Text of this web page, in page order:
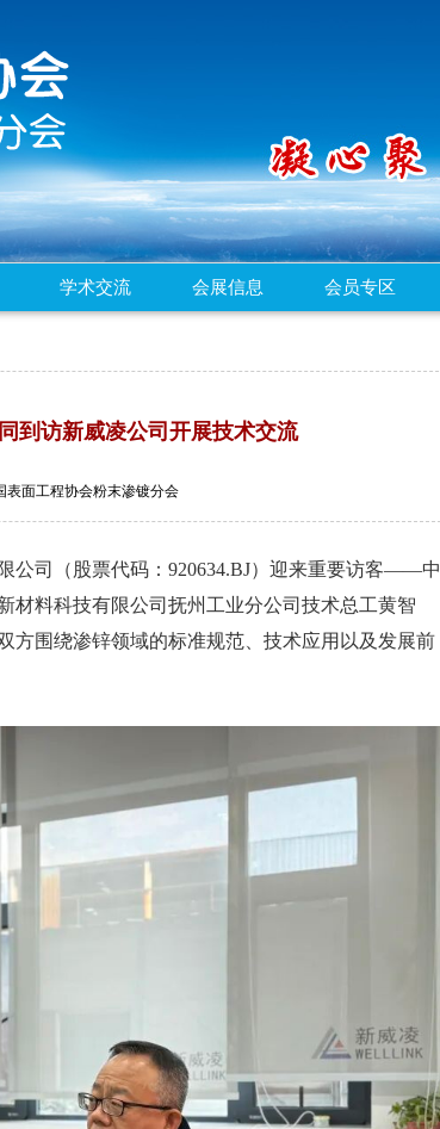
学术交流 会展信息 会员专区
到访新威凌公司开展技术交流
面工程协会粉末渗镀分会
公司（股票代码：920634.BJ）迎来重要访客——中
材料科技有限公司抚州工业分公司技术总工黄智
方围绕渗锌领域的标准规范、技术应用以及发展前